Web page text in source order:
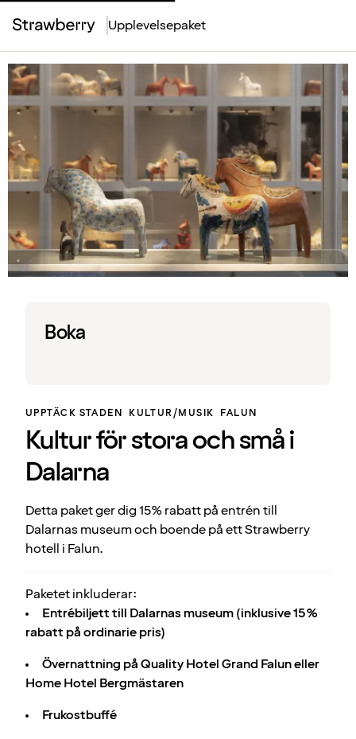
Top
Menu
Upplevelsepaket
UPPTÄCK STADEN KULTUR/MUSIK FALUN
Kultur för stora och små i
Dalarna
Detta paket ger dig 15% rabatt på entrén till
Dalarnas museum och boende på ett Strawberry
hotell i Falun.
Paketet inkluderar:
Entrébiljett till Dalarnas museum (inklusive 15%
rabatt på ordinarie pris)
Övernattning på Quality Hotel Grand Falun eller
Home Hotel Bergmästaren
Frukostbuffé
Boka